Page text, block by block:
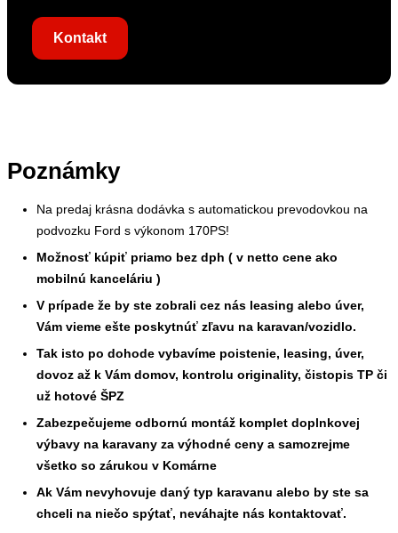
Kontakt
Poznámky
Na predaj krásna dodávka s automatickou prevodovkou na
podvozku Ford s výkonom 170PS!
Možnosť kúpiť priamo bez dph ( v netto cene ako
mobilnú kanceláriu )
V prípade že by ste zobrali cez nás leasing alebo úver,
Vám vieme ešte poskytnúť zľavu na karavan/vozidlo.
Tak isto po dohode vybavíme poistenie, leasing, úver,
dovoz až k Vám domov, kontrolu originality, čistopis TP či
už hotové ŠPZ
Zabezpečujeme odbornú montáž komplet doplnkovej
výbavy na karavany za výhodné ceny a samozrejme
všetko so zárukou v Komárne
Ak Vám nevyhovuje daný typ karavanu alebo by ste sa
chceli na niečo spýtať, neváhajte nás kontaktovať.